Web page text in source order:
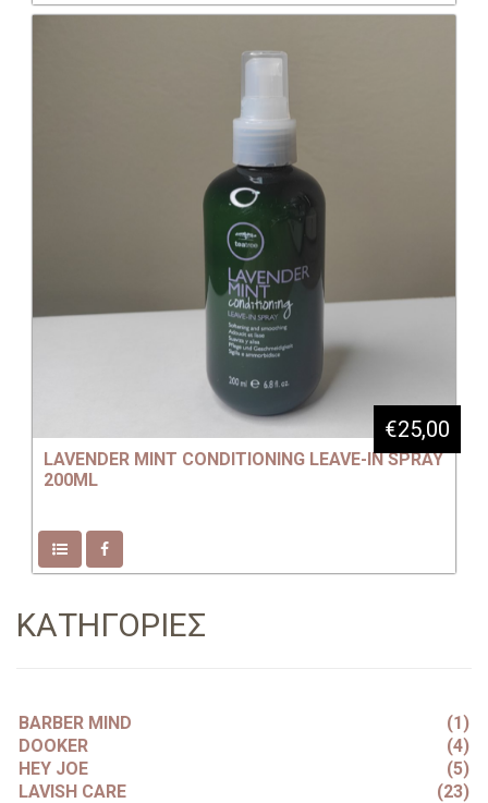
LAVENDER MINT CONDITIONING LEAVE-IN SPRAY
200ML
€25,00
ΚΑΤΗΓΟΡΙΕΣ
BARBER MIND
(1)
DOOKER
(4)
HEY JOE
(5)
LAVISH CARE
(23)